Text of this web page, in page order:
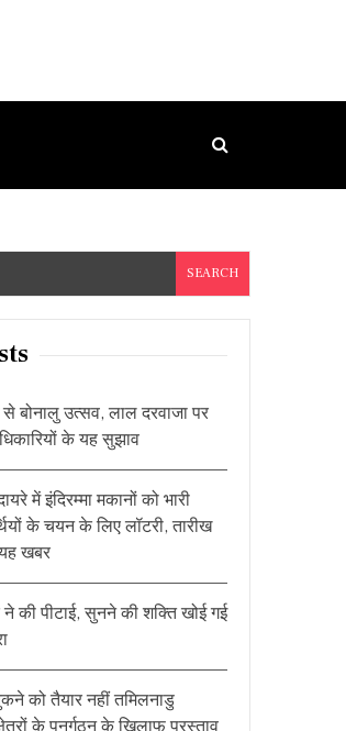
से बोनालु उत्सव, लाल दरवाजा पर
के यह सुझाव
में इंदिरम्मा मकानों को भारी
के चयन के लिए लॉटरी, तारीख
खबर
की पीटाई, सुनने की शक्ति खोई गई
को तैयार नहीं तमिलनाडु
के पुनर्गठन के खिलाफ प्रस्ताव